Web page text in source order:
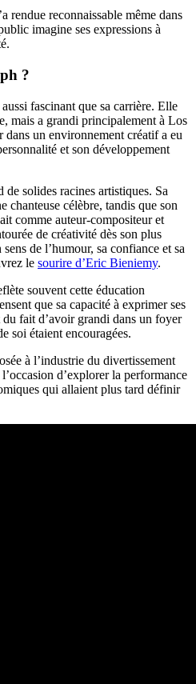
rendue reconnaissable même dans
imagine ses expressions à
?
fascinant que sa carrière. Elle
mais a grandi principalement à Los
un environnement créatif a eu
et son développement
solides racines artistiques. Sa
chanteuse célèbre, tandis que son
comme auteur-compositeur et
de créativité dès son plus
de l’humour, sa confiance et sa
le sourire d’Eric Bieniemy.
souvent cette éducation
que sa capacité à exprimer ses
fait d’avoir grandi dans un foyer
soi étaient encouragées.
à l’industrie du divertissement
d’explorer la performance
qui allaient plus tard définir